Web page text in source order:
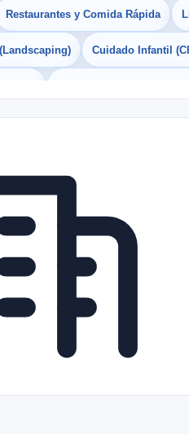
Restaurantes y Comida Rápida
Cuidado Infantil
Prácticas (Internships)